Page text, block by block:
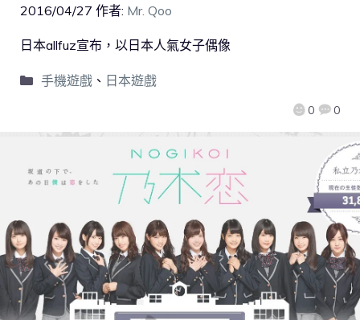
2016/04/27 作者: Mr. Qoo
0 0
日本allfuz宣布，以日本人氣女子偶像
手機遊戲、 日本遊戲